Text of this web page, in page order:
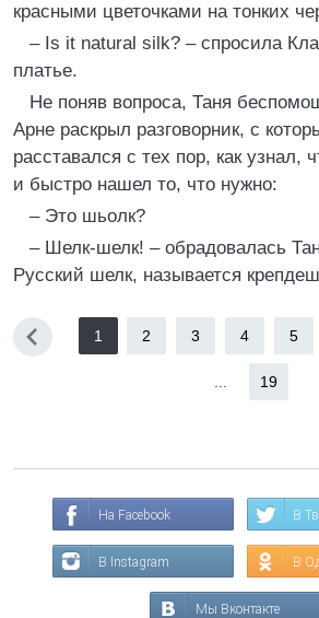
красными цветочками на тонких
– Is it natural silk? – спросила
платье.
Не поняв вопроса, Таня
Арне раскрыл разговорник, с
расставался с тех пор, как узнал,
и быстро нашел то, что нужно:
– Это шьолк?
– Шелк-шелк! – обрадовалась
Русский шелк, называется
1 2 3 4 5
19
На Facebook В
В Instagram В
Мы Вконтакте